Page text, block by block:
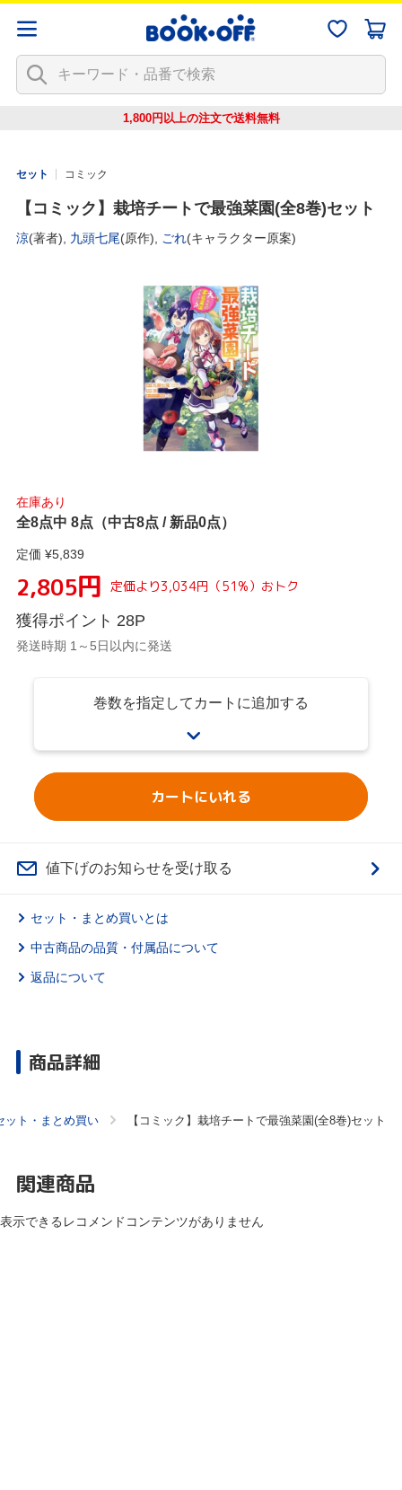
1,800円以上の注文で送料無料
セット コミック
【コミック】栽培チートで最強菜園(全8巻)セット
涼(著者), 九頭七尾(原作), ごれ(キャラクター原案)
在庫あり
全8点中 8点（中古8点 / 新品0点）
定価 ¥5,839
2,805円 定価より3,034円 （51 %） おトク
獲得ポイント 28P
発送時期 1～5日以内に発送
巻数を指定してカートに追加する
カートにいれる
値下げのお知らせを受け取る
セット・まとめ買いとは
中古商品の品質・付属品について
返品について
商品詳細
ット・まとめ買い 【コミック】栽培チートで最強菜園(全8巻)セット
関連商品
表示できるレコメンドコンテンツがありません